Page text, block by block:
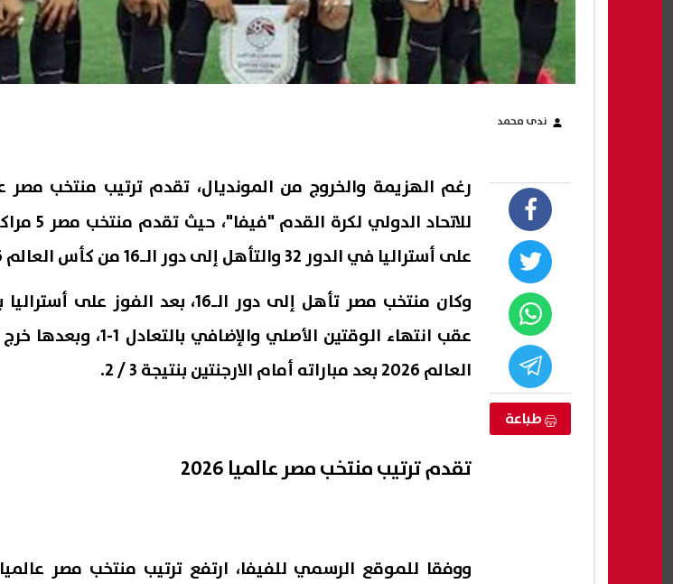
ندى محمد
طباعة
رغم الهزيمة والخروج من المونديال، تقدمترتيب منتخب مصر
للاتحاد
على أستراليا في الدور 32 والتأهل إلى دور الـ16 من كأس العالم 2026.
عقب انتهاء الوقتين الأصلي
العالم 2026 بعد مباراته أمام الارجنتين بنتيجة 3 / 2.
تقدم ترتيب منتخب مصر عالميا 2026
ووفقا للموقع الرسمي للفيفا، ارتفعترتيب منتخب مصر عالميا 2026